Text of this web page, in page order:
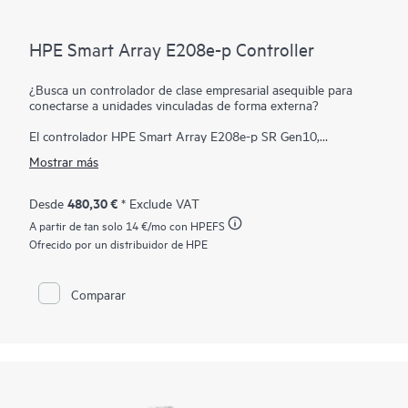
HPE Smart Array E208e-p Controller
¿Busca un controlador de clase empresarial asequible para
conectarse a unidades vinculadas de forma externa?
El controlador HPE Smart Array E208e-p SR Gen10,
solución de almacenamiento rentable con la fiabilidad de clase
almacenamiento definido por software (SDS). Este controlador
tiene ocho lanes SAS externas, lo que permite la conexión a
unidades SAS o SATA en una carcasa de disco externa, es
compatible con operaciones de modo mixto de RAID y HBA al
expansión PCIe.
Mostrar más
Desde 480,30 € * Exclude VAT
A partir de tan solo 14 €/mo con HPEFS
Ofrecido por un distribuidor de HPE
Comparar